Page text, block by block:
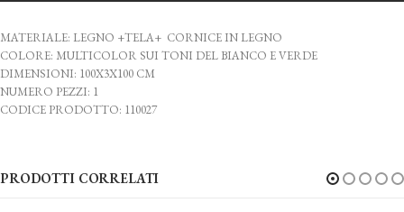
MATERIALE: LEGNO +TELA+ CORNICE IN LEGNO
COLORE: MULTICOLOR SUI TONI DEL BIANCO E VERDE
DIMENSIONI: 100X3X100 CM
NUMERO PEZZI: 1
CODICE PRODOTTO: 110027
PRODOTTI CORRELATI